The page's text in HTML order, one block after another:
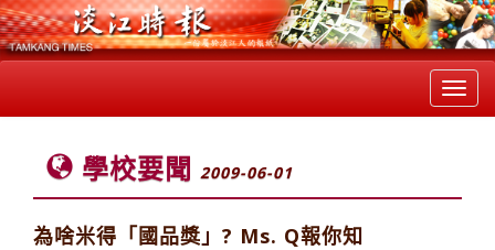
學校要聞 2009-06-01
為啥米得「國品獎」? Ms. Q報你知